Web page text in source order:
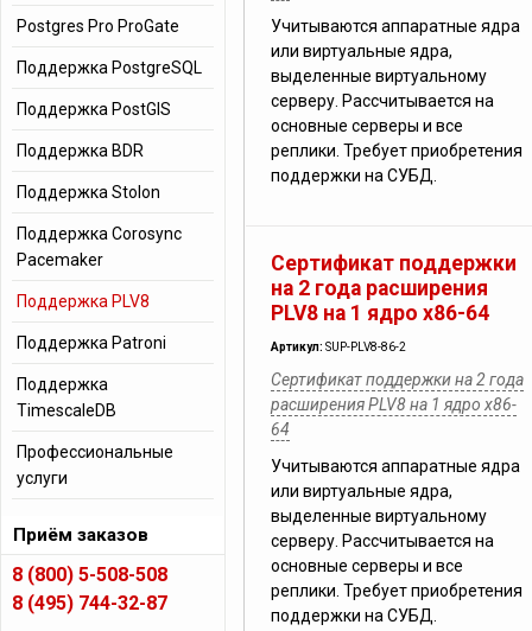
Учитываются аппаратные ядра
или виртуальные ядра,
выделенные виртуальному
серверу. Рассчитывается на
основные серверы и все
реплики. Требует приобретения
поддержки на СУБД.
Сертификат поддержки
на 2 года расширения
PLV8 на 1 ядро x86-64
Артикул: SUP-PLV8-86-2
Сертификат поддержки на 2 года
расширения PLV8 на 1 ядро x86-
64
Учитываются аппаратные ядра
или виртуальные ядра,
выделенные виртуальному
серверу. Рассчитывается на
основные серверы и все
реплики. Требует приобретения
поддержки на СУБД.
Postgres Pro ProGate
Поддержка PostgreSQL
Поддержка PostGIS
Поддержка BDR
Поддержка Stolon
Поддержка Corosync
Pacemaker
Поддержка PLV8
Поддержка Patroni
Поддержка
TimescaleDB
Профессиональные
услуги
Приём заказов
8 (800) 5-508-508
8 (495) 744-32-87